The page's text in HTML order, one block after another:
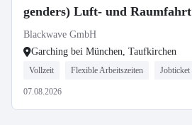
genders) Luft- und Raumfahrt
Blackwave GmbH
Garching bei München, Taufkirchen
Vollzeit Flexible Arbeitszeiten Jobticket
07.08.2026